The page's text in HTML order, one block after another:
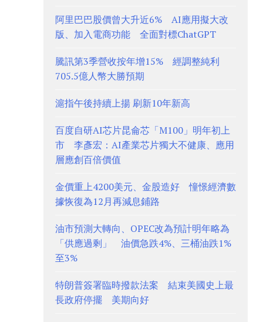
阿里巴巴股價曾大升近6% AI應用擬大改
版、加入電商功能 全面對標ChatGPT
騰訊第3季營收按年增15% 經調整純利
705.5億人幣大勝預期
滬指午後持續上揚 刷新10年新高
百度自研AI芯片昆侖芯「M100」明年初上
市 李彥宏：AI產業芯片獨大不健康、應用
層應創百倍價值
金價重上4200美元、金股造好 憧憬經濟數
據恢復為12月再減息鋪路
油市預測大轉向、OPEC改為預計明年略為
「供應過剩」 油價急跌4%、三桶油跌1%
至3%
特朗普簽署臨時撥款法案 結束美國史上最
長政府停擺 美期向好